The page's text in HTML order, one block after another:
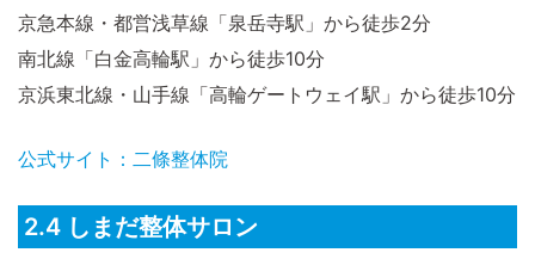
京急本線・都営浅草線「泉岳寺駅」から徒歩2分
南北線「白金高輪駅」から徒歩10分
京浜東北線・山手線「高輪ゲートウェイ駅」から徒歩10分
公式サイト：二條整体院
2.4 しまだ整体サロン